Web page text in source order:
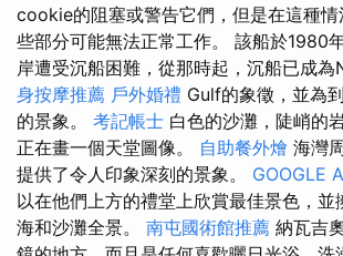
cookie的阻塞或警告它們，但是在這種
些部分可能無法正常工作。 該船於1980
岸遭受沉船困難，從那時起，沉船已成
身按摩推薦 戶外婚禮 Gulf的象徵，並為
的景象。 考記帳士 白色的沙灘，陡峭的
正在畫一個天堂圖像。 自助餐外燴 海灣
提供了令人印象深刻的景象。 GOOGLE
以在他們上方的禮堂上欣賞最佳景色，並
海和沙灘全景。 南屯國術館推薦 納瓦吉